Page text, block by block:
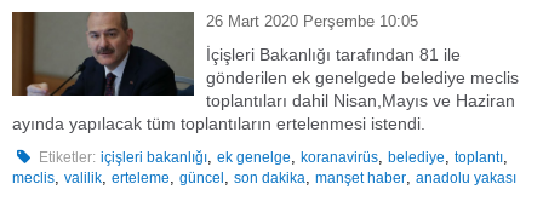
26 Mart 2020 Perşembe 10:05
İçişleri Bakanlığı tarafından 81 ile
gönderilen ek genelgede belediye meclis
toplantıları dahil Nisan,Mayıs ve Haziran
ayında yapılacak tüm toplantıların ertelenmesi istendi.
Etiketler: içişleri bakanlığı,ek genelge,koranavirüs,belediye,toplantı,
meclis, valilik, erteleme, güncel , son dakika, manşet haber, anadolu yakası